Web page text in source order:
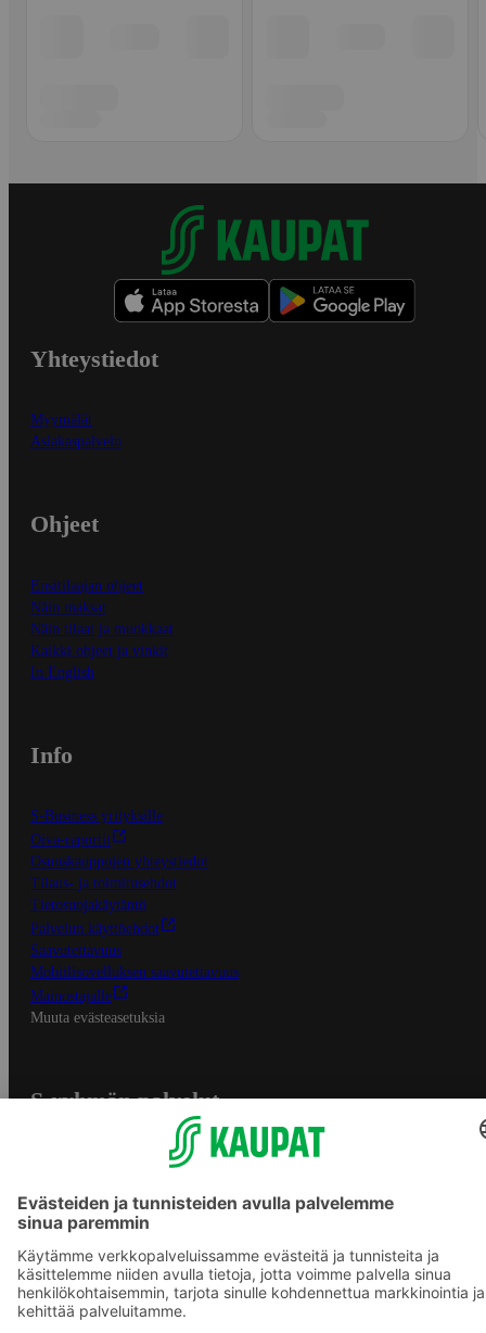
Yhteystiedot
Myymälät
Asiakaspalvelu
Ohjeet
Ensitilaajan ohjeet
Näin maksat
Näin tilaat ja muokkaat
Kaikki ohjeet ja vinkit
In English
Info
S-Business yrityksille
Oiva-raportit
Osuuskauppojen yhteystiedot
Tilaus- ja toimitusehdot
Tietosuojakäytäntö
Palvelun käyttöehdot
Saavutettavuus
Mobiilisovelluksen saavutettavuus
Mainostajalle
Muuta evästeasetuksia
S-ryhmän palvelut
Yhteishyvä Ruoka -sovellus
S-ostoslista -sovellus
Prisma.fi
Sokos.fi
S-Pankki